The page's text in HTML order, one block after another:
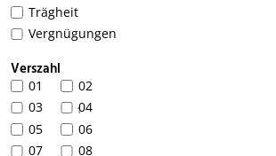
Trägheit
Vergnügungen
Verszahl
01
02
03
104
05
06
07
08